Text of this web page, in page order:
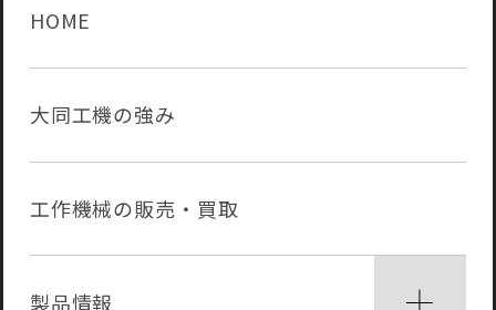
HOME
大同工機の強み
工作機械の販売・買取
製品情報